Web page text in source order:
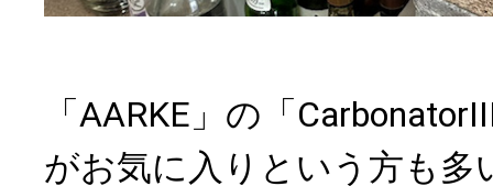
「AARKE」の「
がお気に入りという方も多